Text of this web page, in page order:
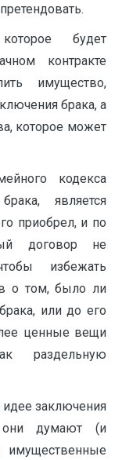
будет
контракте
имущество,
брака, а
которое может
кодекса
является
приобрел, и по
договор не
избежать
о том, было ли
или до его
ценные вещи
раздельную
идее заключения
они думают (и